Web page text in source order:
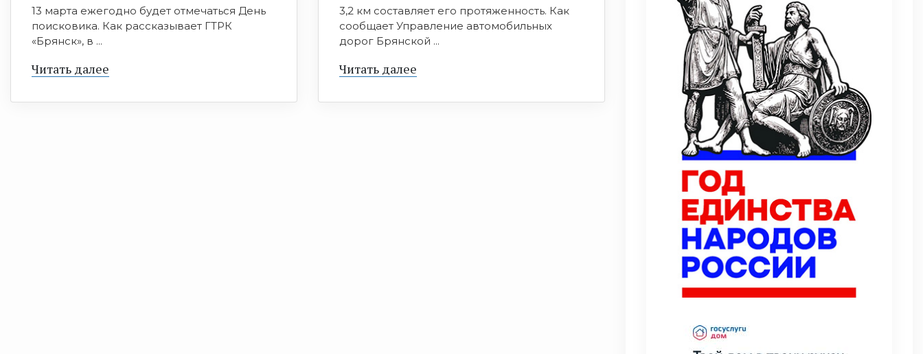
13 марта ежегодно будет отмечаться День
поисковика. Как рассказывает ГТРК
«Брянск», в ...
Читать далее
3,2 км составляет его протяженность. Как
сообщает Управление автомобильных
дорог Брянской ...
Читать далее